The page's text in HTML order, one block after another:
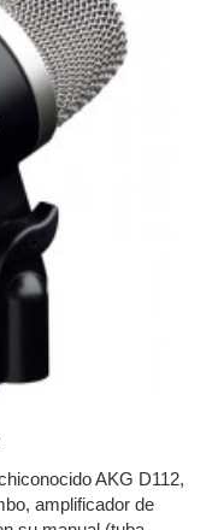
AKG D112,
amplificador de